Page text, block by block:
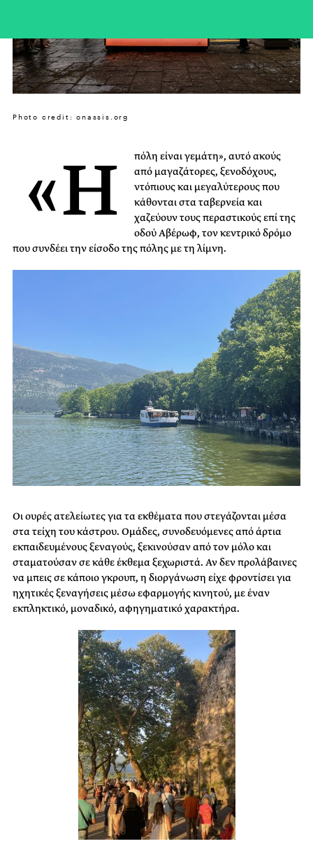
Photo credit: onassis.org
«H
πόλη είναι γεμάτη», αυτό ακούς
από μαγαζάτορες, ξενοδόχους,
ντόπιους και μεγαλύτερους που
κάθονται στα ταβερνεία και
χαζεύουν τους περαστικούς επί της
οδού Αβέρωφ, τον κεντρικό δρόμο
που συνδέει την είσοδο της πόλης με τη λίμνη.
Οι ουρές ατελείωτες για τα εκθέματα που στεγάζονται μέσα
στα τείχη του κάστρου. Ομάδες, συνοδευόμενες από άρτια
εκπαιδευμένους ξεναγούς, ξεκινούσαν από τον μόλο και
σταματούσαν σε κάθε έκθεμα ξεχωριστά. Αν δεν προλάβαινες
να μπεις σε κάποιο γκρουπ, η διοργάνωση είχε φροντίσει για
ηχητικές ξεναγήσεις μέσω εφαρμογής κινητού, με έναν
εκπληκτικό, μοναδικό, αφηγηματικό χαρακτήρα.